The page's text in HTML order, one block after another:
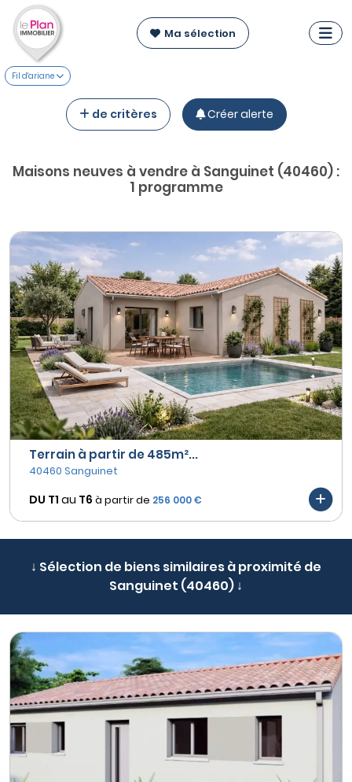
Ma sélection
Fil d'ariane
de critères Créer alerte
Maisons neuves à vendre à Sanguinet (40460) :
1 programme
Terrain à partir de 485m²...
40460 Sanguinet
DU T1 au T6 à partir de 256 000 €
↓ Sélection de biens similaires à proximité de
Sanguinet (40460) ↓